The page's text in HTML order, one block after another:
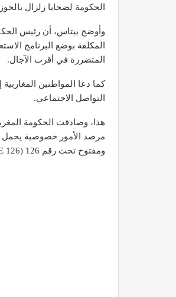
الحكومة لضحايا زلزال
وأوضح بيتاس، أن رئيس
المكلفة بوضع البرنامج
المتضررة في أقرب الآجال.
كما دعا المواطنين
التواصل الاجتماعي.
هذا، وصادقت الحكومة
مرصد الأمور خصوصية يحمل
ومفتوح تحت رقم 126 (N° ABREGE 126).